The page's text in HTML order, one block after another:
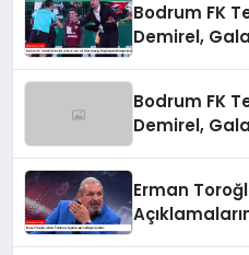
Bodrum FK
Demirel,
Bodrum FK
Demirel,
Erman